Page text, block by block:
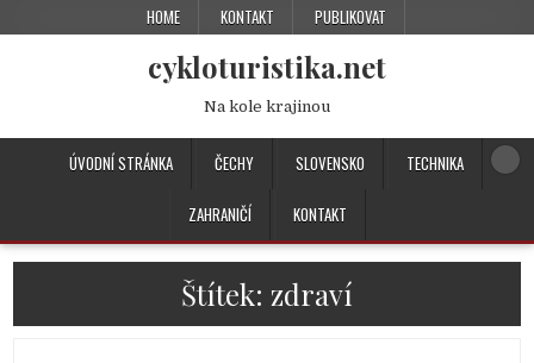
HOME KONTAKT PUBLIKOVAT
cykloturistika.net
Na kole krajinou
ÚVODNÍ STRÁNKA ČECHY SLOVENSKO TECHNIKA
ZAHRANIČÍ KONTAKT
Štítek: zdraví